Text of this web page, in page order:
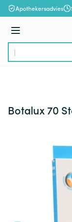
Ga naar de inhoud
Apothekersadvies
Menu
Product, merk,
Botalux 70